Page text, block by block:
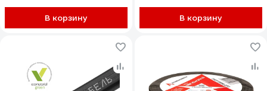
В корзину В корзину